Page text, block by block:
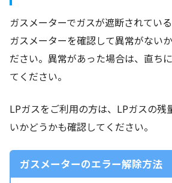
ガスメーターでガスが遮断されてい
ガスメーターを確認して異常がない
ださい。異常があった場合は、直ち
てください。
LPガスをご利用の方は、LPガスの残
いかどうかも確認してください。
ガスメーターのエラー解除方法